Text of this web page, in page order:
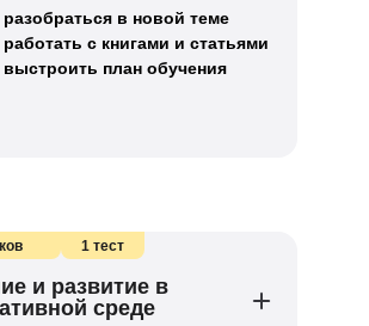
разобраться в новой теме
работать с книгами и статьями
выстроить план обучения
1 тест
и развитие в
среде